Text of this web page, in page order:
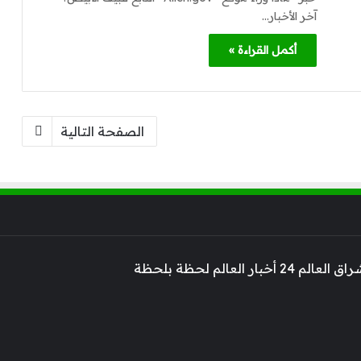
آخر الأخبار…
أكمل القراءة »
الصفحة التالية
العالم لحظة بلحظة